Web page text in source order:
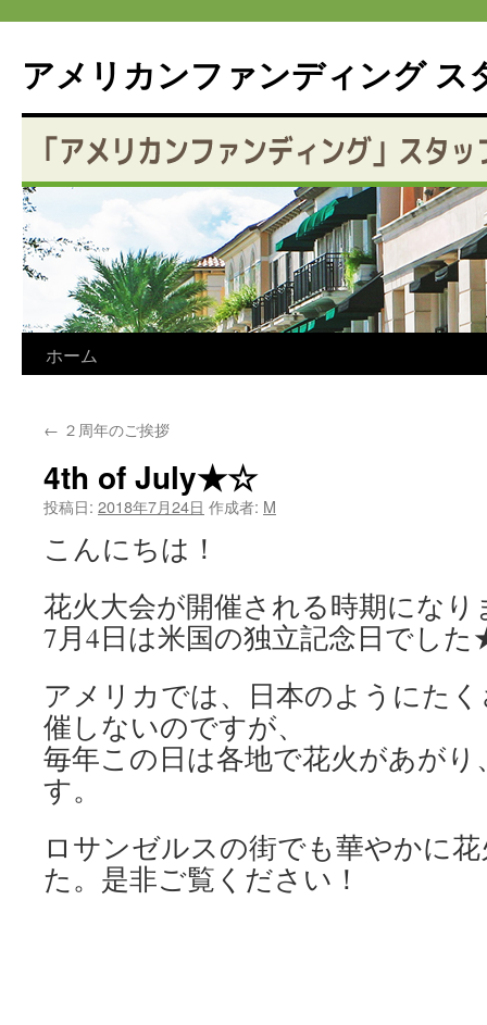
アメリカンファンディング ス
テ
ン
ツ
ス
ッ
プ
ホーム
← ２周年のご挨拶
4th of July★☆
投稿日: 2018年7月24日 作成者: M
こんにちは！
花火大会が開催される時期になり
7月4日は米国の独立記念日でし
アメリカでは、日本のようにた
催しないのですが、
毎年この日は各地で花火があが
す。
ロサンゼルスの街でも華やかに
た。是非ご覧ください！